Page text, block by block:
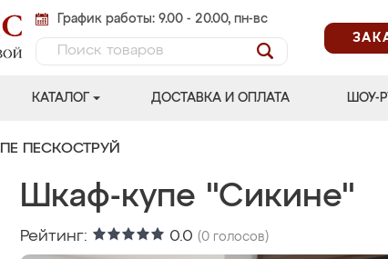
График работы: 9.00 - 20.00, пн-вс
КАТАЛОГ ДОСТАВКА И ОПЛАТА ШОУ-
ПЕСКОСТРУЙ
Шкаф-купе "Сикине"
Рейтинг: 0.0 (0 голосов)